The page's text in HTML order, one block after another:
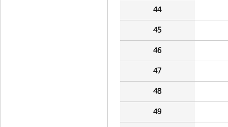
44
45
46
47
48
49